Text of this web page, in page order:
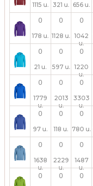
1115 u. 321 u. 656 u.
178 u. 1128 u.
1042
u.
21 u. 597 u.
1220
u.
1779
u.
2013
u.
3303
u.
97 u. 118 u. 780 u.
1638
u.
2229
u.
1487
u.